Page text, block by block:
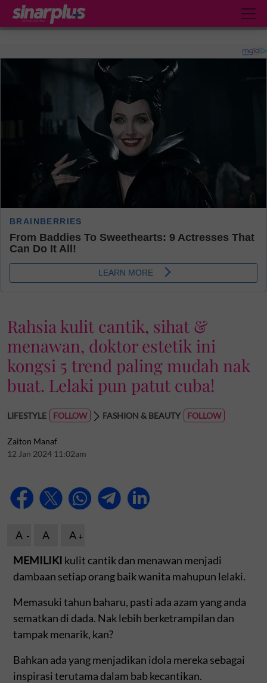
Rahsia kulit cantik, sihat &
menawan, doktor estetik ini
kongsi 5 trend paling mudah nak
buat. Lelaki pun patut cuba!
LIFESTYLE FASHION & BEAUTY
Zaiton Manaf
12 Jan 2024 11:02am
A A
A
MEMILIKI kulit cantik dan menawan menjadi
dambaan setiap orang baik wanita mahupun lelaki.
Memasuki tahun baharu, pasti ada azam yang anda
sematkan di dada. Nak lebih berketrampilan dan
tampak menarik, kan?
Bahkan ada yang menjadikan idola mereka sebagai
inspirasi terutama dalam bab kecantikan.